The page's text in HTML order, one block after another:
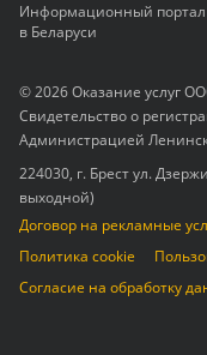
Информационный
в Беларуси
© 2026 Оказание услуг
Свидетельство о
Администрацией
224030, г. Брест ул.
выходной)
Договор на рекламные
Политика cookie
Согласие на обработку